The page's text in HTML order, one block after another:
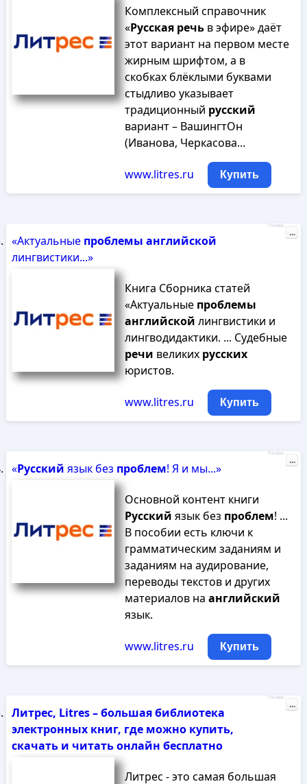
Комплексный справочник
«Русская речьв эфире» даёт
этот вариант на первом месте
жирным шрифтом, а в
скобках блёклыми буквами
стыдливо указывает
традиционный русский
вариант – ВашингтОн
(Иванова, Черкасова...
www.litres.ru Купить
«Актуальные проблемы английской
лингвистики...»
Книга Сборника статей
«Актуальные проблемы
английской лингвистики и
лингводидактики. ... Судебные
речи великих русских
юристов.
www.litres.ru Купить
Реклама
...
«Русский язык без проблем! Я и мы...»
Основной контент книги
Русский язык без проблем! ...
В пособии есть ключи к
грамматическим заданиям и
заданиям на аудирование,
переводы текстов и других
материалов на английский
язык.
www.litres.ru Купить
Реклама
...
Литрес, Litres – большая библиотека
электронных книг, где можно купить,
скачать и читать онлайн бесплатно
Литрес - это самая большая
Реклама
...